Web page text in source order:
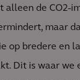
alleen de CO2-
maar
op bredere en
Dit is waar we